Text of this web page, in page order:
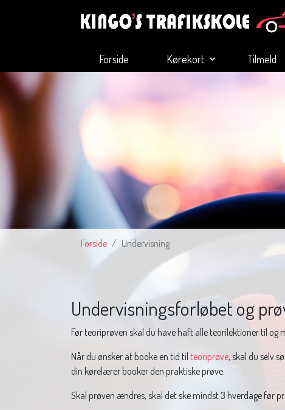
Forside Kørekort Tilmeld
Forside Undervisning
Undervisningsforløbet og
Før teoriprøven skal du have haft alle teorilektioner til og
Når du ønsker at booke en tid til teoriprøve, skal du selv
din kørelærer booker den praktiske prøve.
Skal prøven ændres, skal det ske mindst 3 hverdage før